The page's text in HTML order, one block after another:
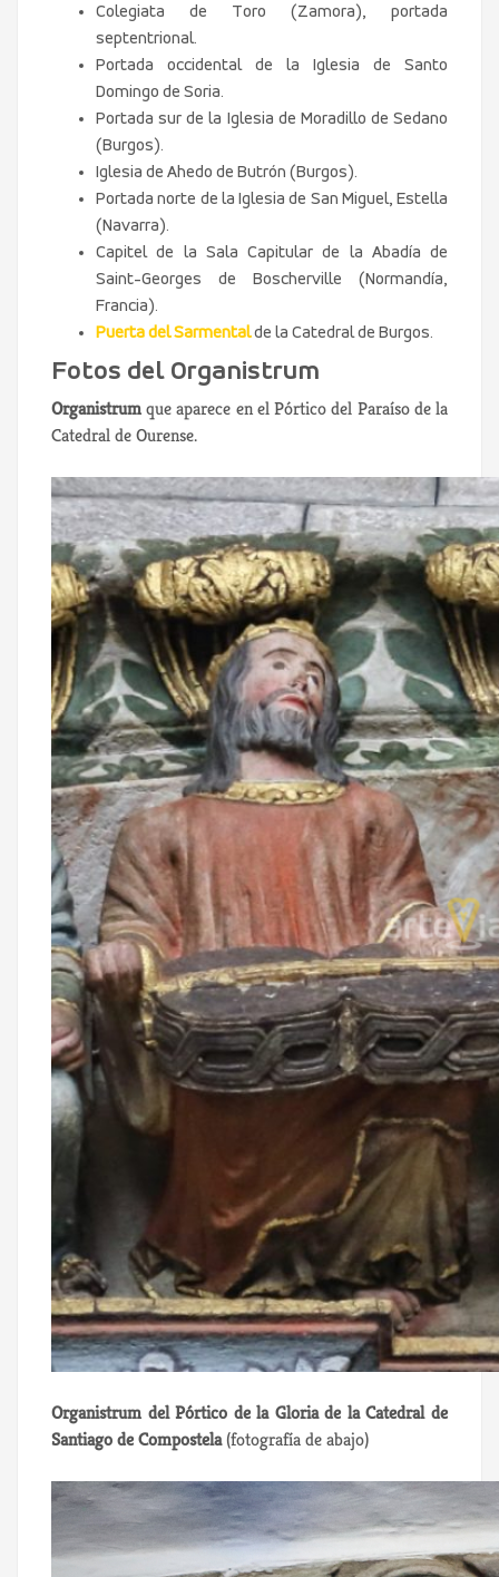
Colegiata de Toro (Zamora), portada
septentrional.
Portada occidental de la Iglesia de Santo
Domingo de Soria.
Portada sur de la Iglesia de Moradillo de Sedano
(Burgos).
Iglesia de Ahedo de Butrón (Burgos).
Portada norte de la Iglesia de San Miguel, Estella
(Navarra).
Capitel de la Sala Capitular de la Abadía de
Saint-Georges de Boscherville (Normandía,
Francia).
Puerta del Sarmentalde la Catedral de Burgos.
Fotos del Organistrum
Organistrumque aparece en el Pórtico del Paraíso de la
Catedral de Ourense.
Organistrum del Pórtico de la Gloria de la Catedral de
Santiago de Compostela(fotografía de abajo)